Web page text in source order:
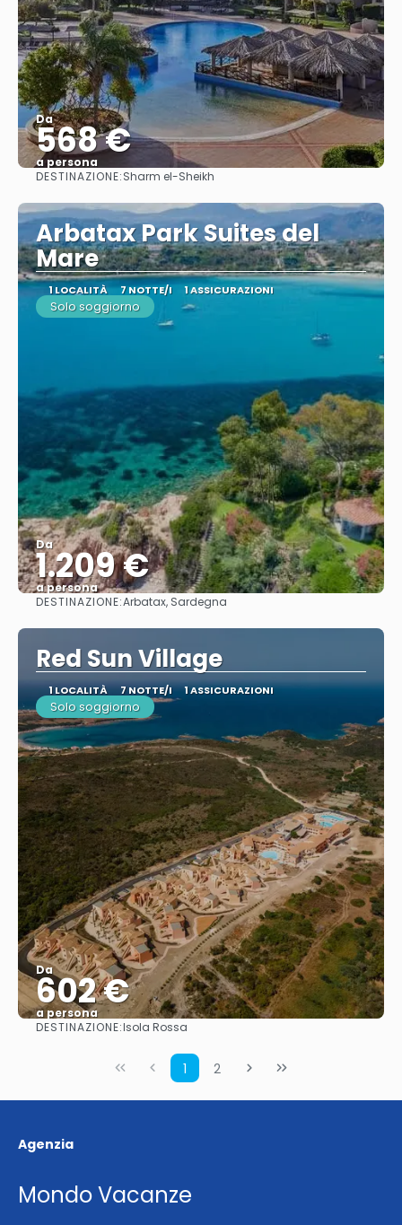
Da
568 €
a persona
Vedere
DESTINAZIONE:Sharm el-Sheikh
Arbatax Park Suites del
Mare
1 LOCALITÀ 7 NOTTE/I 1 ASSICURAZIONI
Solo soggiorno
Da
1.209 €
a persona
Vedere
DESTINAZIONE:Arbatax, Sardegna
Red Sun Village
1 LOCALITÀ 7 NOTTE/I 1 ASSICURAZIONI
Solo soggiorno
Da
602 €
a persona
Vedere
DESTINAZIONE:Isola Rossa
1 2
Agenzia
Mondo Vacanze